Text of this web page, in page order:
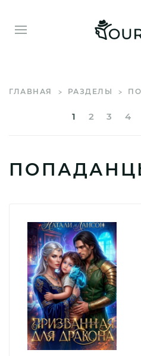
ГЛАВНАЯ РАЗДЕЛЫ
1 2 3 4